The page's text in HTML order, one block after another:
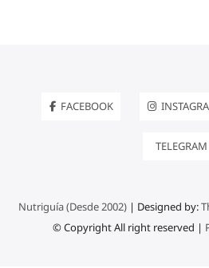
FACEBOOK
TELEGRAM
Nutriguía (Desde 2002)| Designed by:
© Copyright All right reserved |